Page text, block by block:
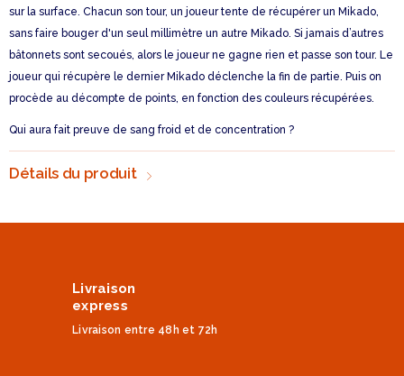
sur la surface. Chacun son tour, un joueur tente de récupérer un Mikado,
sans faire bouger d'un seul millimètre un autre Mikado. Si jamais d’autres
bâtonnets sont secoués, alors le joueur ne gagne rien et passe son tour. Le
joueur qui récupère le dernier Mikado déclenche la fin de partie. Puis on
procède au décompte de points, en fonction des couleurs récupérées.
Qui aura fait preuve de sang froid et de concentration ?
Détails du produit
Livraison
express
Livraison entre 48h et 72h